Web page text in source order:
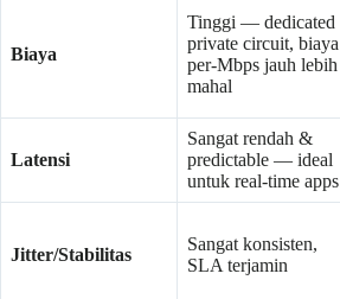
Biaya
Tinggi — dedicated
private circuit, biaya
per-Mbps jauh lebih
mahal
Latensi
Sangat rendah &
predictable — ideal
untuk real-time apps
Jitter/Stabilitas
Sangat konsisten,
SLA terjamin